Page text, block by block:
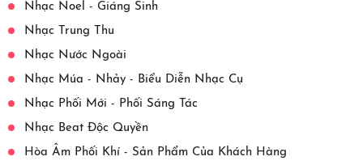
Nhạc Noel - Giáng Sinh
Nhạc Trung Thu
Nhạc Nước Ngoài
Nhạc Múa - Nhảy - Biểu Diễn Nhạc Cụ
Nhạc Phối Mới - Phối Sáng Tác
Nhạc Beat Độc Quyền
Hòa Âm Phối Khí - Sản Phẩm Của Khách Hàng